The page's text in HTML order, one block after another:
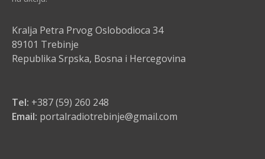
Kralja Petra Prvog Oslobodioca 34
89101 Trebinje
Republika Srpska, Bosna i Hercegovina
Tel: +387 (59) 260 248
Email: portalradiotrebinje@gmail.com